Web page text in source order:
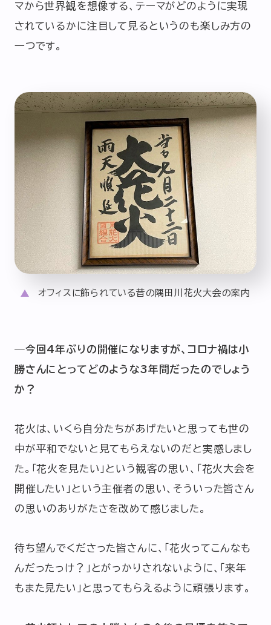
マから世界観を想像する、テーマがどのように実現
されているかに注目して見るというのも楽しみ方の
一つです。
オフィスに飾られている昔の隅田川花火大会の案内
―今回4年ぶりの開催になりますが、コロナ禍は小
勝さんにとってどのような3年間だったのでしょう
か？
花火は、いくら自分たちがあげたいと思っても世の
中が平和でないと見てもらえないのだと実感しまし
た。「花火を見たい」という観客の思い、「花火大会を
開催したい」という主催者の思い、そういった皆さん
の思いのありがたさを改めて感じました。
待ち望んでくださった皆さんに、「花火ってこんなも
んだったっけ？」とがっかりされないように、「来年
もまた見たい」と思ってもらえるように頑張ります。